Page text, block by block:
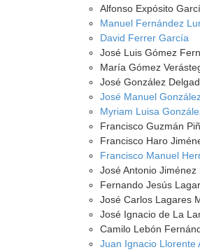
Alfonso Expósito
Manuel Fernández
David Ferrer García
José Luis Gómez
María Gómez
José González
José Manuel
Myriam Luisa
Francisco Guzmán
Francisco Haro
Francisco Manuel
José Antonio Jiménez
Fernando Jesús
José Carlos Lagares
José Ignacio de La
Camilo Lebón
Juan Ignacio Llorente